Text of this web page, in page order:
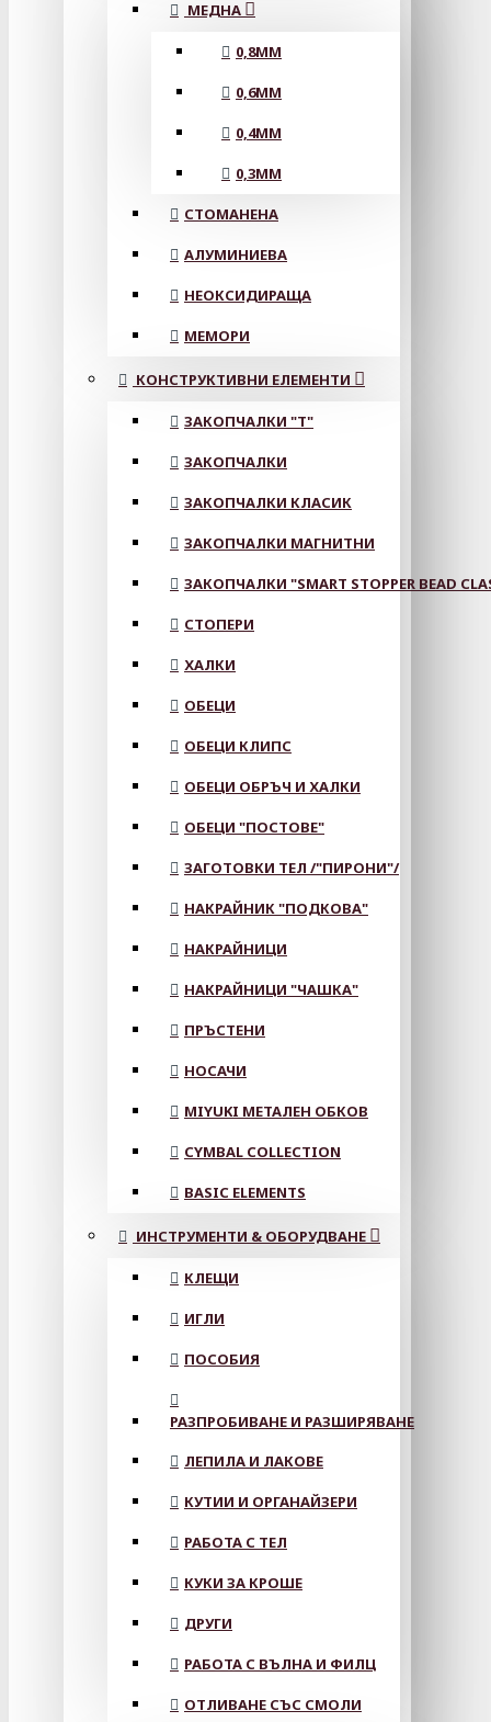
МЕДНА
0,8MM
0,6MM
0,4MM
0,3MM
СТОМАНЕНА
АЛУМИНИЕВА
НЕОКСИДИРАЩА
МЕМОРИ
КОНСТРУКТИВНИ ЕЛЕМЕНТИ
ЗАКОПЧАЛКИ "Т"
ЗАКОПЧАЛКИ
ЗАКОПЧАЛКИ КЛАСИК
ЗАКОПЧАЛКИ МАГНИТНИ
ЗАКОПЧАЛКИ "SMART STOPPER BEAD
СТОПЕРИ
ХАЛКИ
ОБЕЦИ
ОБЕЦИ КЛИПС
ОБЕЦИ ОБРЪЧ И ХАЛКИ
ОБЕЦИ "ПОСТОВЕ"
ЗАГОТОВКИ ТЕЛ /"ПИРОНИ"/
НАКРАЙНИК "ПОДКОВА"
НАКРАЙНИЦИ
НАКРАЙНИЦИ "ЧАШКА"
ПРЪСТЕНИ
НОСАЧИ
MIYUKI МЕТАЛЕН ОБКОВ
CYMBAL COLLECTION
BASIC ELEMENTS
ИНСТРУМЕНТИ & ОБОРУДВАНЕ
КЛЕЩИ
ИГЛИ
ПОСОБИЯ
РАЗПРОБИВАНЕ И РАЗШИРЯВАНЕ
ЛЕПИЛА И ЛАКОВЕ
КУТИИ И ОРГАНАЙЗЕРИ
РАБОТА С ТЕЛ
КУКИ ЗА КРОШЕ
ДРУГИ
РАБОТА С ВЪЛНА И ФИЛЦ
ОТЛИВАНЕ СЪС СМОЛИ